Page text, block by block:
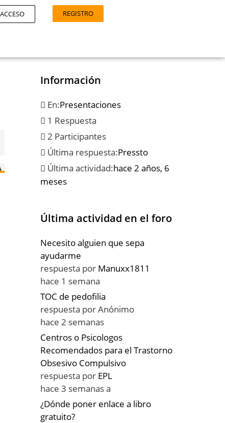
ACCESO REGISTRO
Información
En:Presentaciones
1 Respuesta
2 Participantes
Última respuesta:Pressto
Última actividad:hace 2 años, 6
meses
Última actividad en el foro
Necesito alguien que sepa
ayudarme
respuesta por Manuxx1811
hace 1 semana
TOC de pedofilia
respuesta porAnónimo
hace 2 semanas
Centros o Psicologos
Recomendados para el Trastorno
Obsesivo Compulsivo
respuesta por EPL
hace 3 semanas a
¿Dónde poner enlace a libro
gratuito?